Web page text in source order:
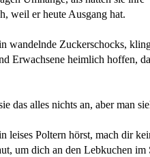
weil er heute Ausgang hat.
wandelnde Zuckerschocks,
Erwachsene heimlich hoffen,
das alles nichts an, aber man
leises Poltern hörst, mach dir
um dich an den Lebkuchen im